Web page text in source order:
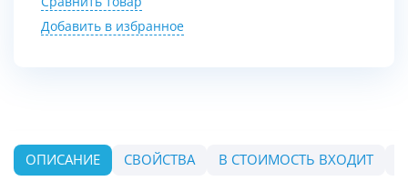
Добавить в избранное
ОПИСАНИЕ СВОЙСТВА В СТОИМОСТЬ ВХОДИТ